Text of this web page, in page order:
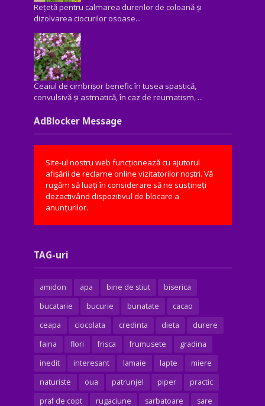
Rețetă pentru calmarea durerilor de coloană și
dizolvarea ciocurilor osoase...
Ceaiul de cimbrișor benefic în tusea spastică,
convulsivă şi astmatică, în caz de reumatism, ...
AdBlocker Message
Site-ul nostru web funcționează cu ajutorul
afișării de reclame online vizitatorilor noștri. Vă
rugăm să luați în considerare să ne susțineți
dezactivând dispozitivul de blocare a
anunțurilor.
TAG-uri
amidon apa bine de stiut
biserica
bucatarie
bucurie bunatate
cacao
ceapa
ciocolata credinta dieta
durere
faina
flori frisca frumusete
gradina
inedit
interesant lamaie lapte
miere
naturiste
oua patrunjel piper
practic
praf de copt
rugaciune sarbatoare sare